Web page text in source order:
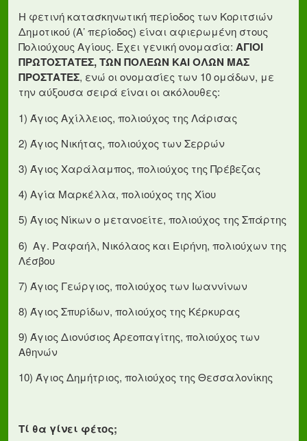
Η φετινή κατασκηνωτική περίοδος των Κοριτσιών
Δημοτικού (Α’ περίοδος) είναι αφιερωμένη στους
Πολιούχους Αγίους. Έχει γενική ονομασία: ΑΓΙΟΙ
ΠΡΩΤΟΣΤΑΤΕΣ, ΤΩΝ ΠΟΛΕΩΝ ΚΑΙ ΟΛΩΝ ΜΑΣ
ΠΡΟΣΤΑΤΕΣ, ενώ οι ονομασίες των 10 ομάδων, με
την αύξουσα σειρά είναι οι ακόλουθες:
1) Άγιος Αχίλλειος, πολιούχος της Λάρισας
2) Άγιος Νικήτας, πολιούχος των Σερρών
3) Άγιος Χαράλαμπος, πολιούχος της Πρέβεζας
4) Αγία Μαρκέλλα, πολιούχος της Χίου
5) Άγιος Νίκων ο μετανοείτε, πολιούχος της Σπάρτης
6) Αγ. Ραφαήλ, Νικόλαος και Ειρήνη, πολιούχων της
Λέσβου
7) Άγιος Γεώργιος, πολιούχος των Ιωαννίνων
8) Άγιος Σπυρίδων, πολιούχος της Κέρκυρας
9) Άγιος Διονύσιος Αρεοπαγίτης, πολιούχος των
Αθηνών
10) Άγιος Δημήτριος, πολιούχος της Θεσσαλονίκης
Τί θα γίνει φέτος;